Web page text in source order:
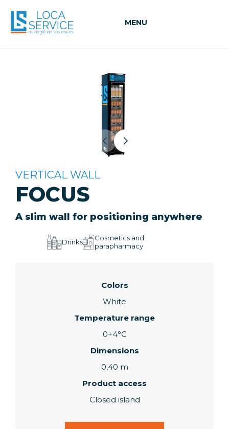
MENU
VERTICAL WALL
FOCUS
A slim wall for positioning anywhere
Drinks
Cosmetics and
parapharmacy
Colors
White
Temperature range
0+4°C
Dimensions
0,40 m
Product access
Closed island